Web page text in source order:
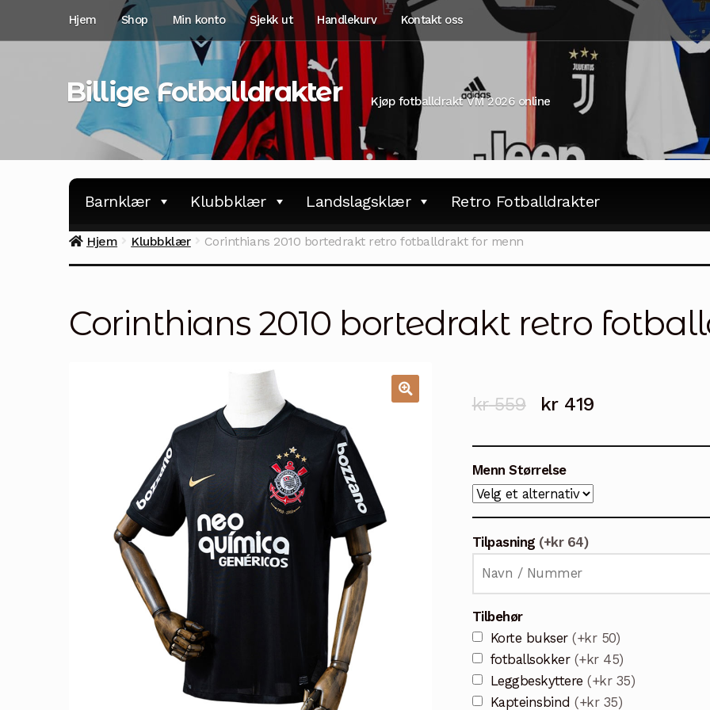
navigasjon
innhold
Hjem Shop Min konto Sjekk ut Handlekurv Kontakt oss
Billige Fotballdrakter Kjøp fotballdrakt VM 2026 online
Barnklær Klubbklær Landslagsklær Retro Fotballdrakter
Hjem Klubbklær Corinthians 2010 bortedrakt retro fotballdrakt for menn
Corinthians 2010 bortedrakt retro
kr559
Opprinnelig
var:
kr 559.
kr419Nåværende
Menn Størrelse
Tilpasning (+kr 64)
Tilbehør
Korte bukser(+kr 50)
fotballsokker (+kr 45)
Leggbeskyttere(+kr 35)
Kapteinsbind(+kr 35)